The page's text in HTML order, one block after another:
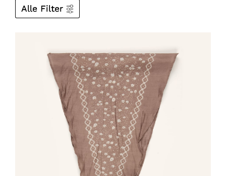
Alle Filter